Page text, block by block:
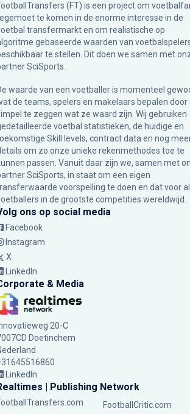
(FT) is een project om
te komen in de enorme interesse in de
transfermarkt en om realistische op
gebaseerde waarden van
te stellen. Dit doen we samen met
SciSports
waarde van een voetballer is momenteel
de teams, spelers en makelaars bepalen door
te zeggen wat ze waard zijn. Wij gebruiken
voetbal statistieken, de huidige en
Skill levels, contract data en nog
om zo onze unieke rekenmethodes toe te
passen. Vanuit daar zijn we, samen met
SciSports, in staat om een eigen
voorspelling te doen en dat voor
in de grootste competities wereldwijd.
ons op social media
Facebook
Instagram
X
LinkedIn
& Media
20-C
Doetinchem
LinkedIn
| Publishing Network
FootballCritic.com